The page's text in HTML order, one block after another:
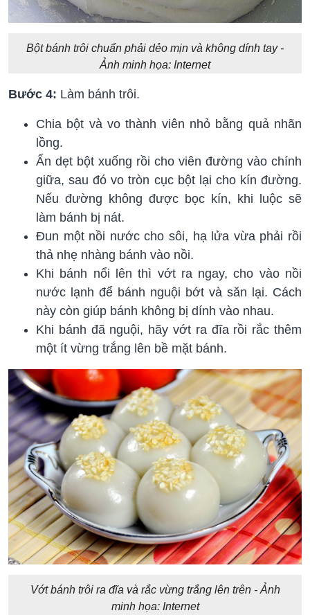
Bột bánh trôi chuẩn phải dẻo mịn và không dính tay -
Ảnh minh họa: Internet
Bước 4: Làm bánh trôi.
Chia bột và vo thành viên nhỏ bằng quả nhãn
lồng.
Ấn dẹt bột xuống rồi cho viên đường vào chính
giữa, sau đó vo tròn cục bột lại cho kín đường.
Nếu đường không được bọc kín, khi luộc sẽ
làm bánh bị nát.
Đun một nồi nước cho sôi, hạ lửa vừa phải rồi
thả nhẹ nhàng bánh vào nồi.
Khi bánh nổi lên thì vớt ra ngay, cho vào nồi
nước lạnh để bánh nguội bớt và săn lại. Cách
này còn giúp bánh không bị dính vào nhau.
Khi bánh đã nguội, hãy vớt ra đĩa rồi rắc thêm
một ít vừng trắng lên bề mặt bánh.
Vớt bánh trôi ra đĩa và rắc vừng trắng lên trên - Ảnh
minh họa: Internet